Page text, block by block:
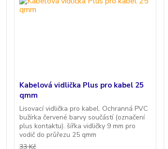
Kabelová vidlička Plus pro kabel 25
qmm
Lisovací vidlička pro kabel. Ochranná PVC
bužírka červené barvy součástí (označení
plus kontaktu). šířka vidličky 9 mm pro
vodič do průřezu 25 qmm
33 Kč